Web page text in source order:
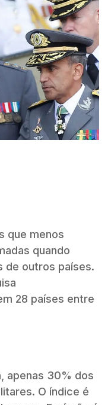
que menos
quando
de outros países.
28 países entre
apenas 30% dos
O índice é